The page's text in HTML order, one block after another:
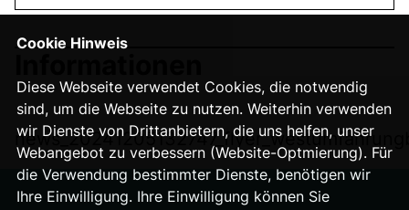
Cookie Hinweis
Diese Webseite verwendet Cookies, die notwendig
sind, um die Webseite zu nutzen. Weiterhin verwenden
wir Dienste von Drittanbietern, die uns helfen, unser
Webangebot zu verbessern (Website-Optmierung). Für
die Verwendung bestimmter Dienste, benötigen wir
Ihre Einwilligung. Ihre Einwilligung können Sie